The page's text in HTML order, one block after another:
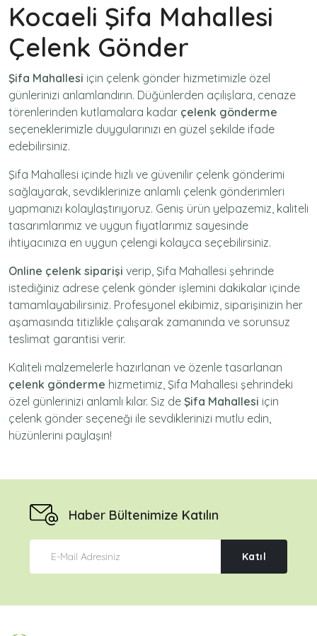
Kocaeli Şifa Mahallesi
Çelenk Gönder
Şifa Mahallesi için çelenk gönder hizmetimizle özel
günlerinizi anlamlandırın. Düğünlerden açılışlara, cenaze
törenlerinden kutlamalara kadar çelenk gönderme
seçeneklerimizle duygularınızı en güzel şekilde ifade
edebilirsiniz.
Şifa Mahallesi içinde hızlı ve güvenilir çelenk gönderimi
sağlayarak, sevdiklerinize anlamlı çelenk gönderimleri
yapmanızı kolaylaştırıyoruz. Geniş ürün yelpazemiz, kaliteli
tasarımlarımız ve uygun fiyatlarımız sayesinde
ihtiyacınıza en uygun çelengi kolayca seçebilirsiniz.
Online çelenk siparişi verip, Şifa Mahallesi şehrinde
istediğiniz adrese çelenk gönder işlemini dakikalar içinde
tamamlayabilirsiniz. Profesyonel ekibimiz, siparişinizin her
aşamasında titizlikle çalışarak zamanında ve sorunsuz
teslimat garantisi verir.
Kaliteli malzemelerle hazırlanan ve özenle tasarlanan
çelenk gönderme hizmetimiz, Şifa Mahallesi şehrindeki
özel günlerinizi anlamlı kılar. Siz de Şifa Mahallesi için
çelenk gönder seçeneği ile sevdiklerinizi mutlu edin,
hüzünlerini paylaşın!
Haber Bültenimize Katılın
Katıl